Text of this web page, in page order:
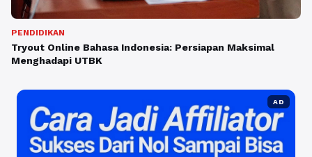
PENDIDIKAN
Tryout Online Bahasa Indonesia: Persiapan Maksimal
Menghadapi UTBK
AD